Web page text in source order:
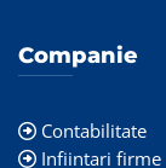
Companie
Contabilitate
Infiintari firme